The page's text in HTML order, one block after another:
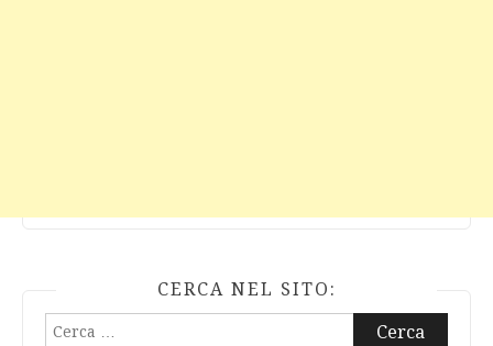
CERCA NEL SITO:
Ricerca